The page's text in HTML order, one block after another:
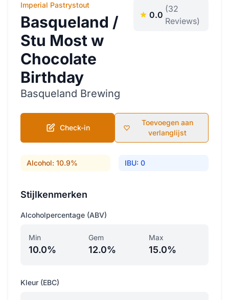
Imperial Pastrystout
Basqueland /
Stu Most w
Chocolate
Birthday
Basqueland Brewing
0.0
(32
Reviews)
Check-in
Toevoegen aan
verlanglijst
Alcohol: 10.9% IBU: 0
Stijlkenmerken
Alcoholpercentage (ABV)
Min
10.0%
Gem
12.0%
Max
15.0%
Kleur (EBC)